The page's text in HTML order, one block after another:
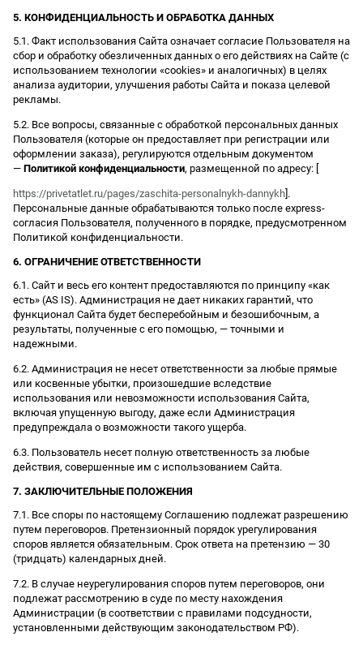
5. КОНФИДЕНЦИАЛЬНОСТЬ И ОБРАБОТКА ДАННЫХ
5.1. Факт использования Сайта означает согласие Пользователя на
сбор и обработку обезличенных данных о его действиях на Сайте (с
использованием технологии «cookies» и аналогичных) в целях
анализа аудитории, улучшения работы Сайта и показа целевой
рекламы.
5.2. Все вопросы, связанные с обработкой персональных данных
Пользователя (которые он предоставляет при регистрации или
оформлении заказа), регулируются отдельным документом
— Политикой конфиденциальности, размещенной по адресу: [
https://privetatlet.ru/pages/zaschita-personalnykh-dannykh ].
Персональные данные обрабатываются только после express-
согласия Пользователя, полученного в порядке, предусмотренном
Политикой конфиденциальности.
6. ОГРАНИЧЕНИЕ ОТВЕТСТВЕННОСТИ
6.1. Сайт и весь его контент предоставляются по принципу «как
есть» (AS IS). Администрация не дает никаких гарантий, что
функционал Сайта будет бесперебойным и безошибочным, а
результаты, полученные с его помощью, — точными и
надежными.
6.2. Администрация не несет ответственности за любые прямые
или косвенные убытки, произошедшие вследствие
использования или невозможности использования Сайта,
включая упущенную выгоду, даже если Администрация
предупреждала о возможности такого ущерба.
6.3. Пользователь несет полную ответственность за любые
действия, совершенные им с использованием Сайта.
7. ЗАКЛЮЧИТЕЛЬНЫЕ ПОЛОЖЕНИЯ
7.1. Все споры по настоящему Соглашению подлежат разрешению
путем переговоров. Претензионный порядок урегулирования
споров является обязательным. Срок ответа на претензию — 30
(тридцать) календарных дней.
7.2. В случае неурегулирования споров путем переговоров, они
подлежат рассмотрению в суде по месту нахождения
Администрации (в соответствии с правилами подсудности,
установленными действующим законодательством РФ).